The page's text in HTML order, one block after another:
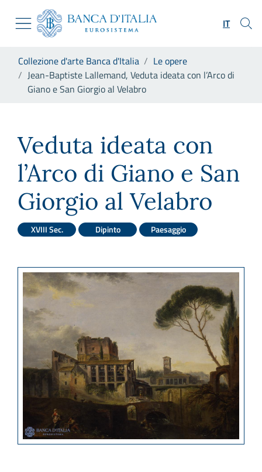
Skip to Main Content
Vai al sito istituzionale
Vai al menu di navigazione
Vai alla ricerca
Vai al footer
IT
Collezione d'arte Banca d'Italia
Le opere
Jean-Baptiste Lallemand, Veduta ideata con l’Arco di
Giano e San Giorgio al Velabro
Veduta ideata con
l’Arco di Giano e San
Giorgio al Velabro
XVIII Sec. Dipinto Paesaggio